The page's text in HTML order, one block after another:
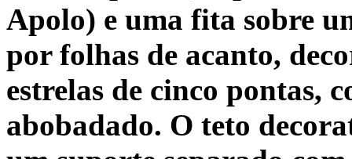
Apolo) e uma fita sobre
por folhas de acanto,
estrelas de cinco pontas,
abobadado. O teto